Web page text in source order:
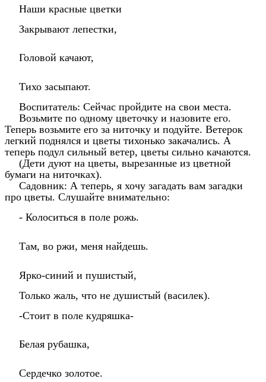
Наши красные цветки
Закрывают лепестки,
Головой качают,
Тихо засыпают.
Воспитатель: Сейчас пройдите на свои места.
Возьмите по одному цветочку и назовите его.
Теперь возьмите его за ниточку и подуйте. Ветерок
легкий поднялся и цветы тихонько закачались. А
теперь подул сильный ветер, цветы сильно качаются.
(Дети дуют на цветы, вырезанные из цветной
бумаги на ниточках).
Садовник: А теперь, я хочу загадать вам загадки
про цветы. Слушайте внимательно:
- Колоситься в поле рожь.
Там, во ржи, меня найдешь.
Ярко-синий и пушистый,
Только жаль, что не душистый (василек).
-Стоит в поле кудряшка-
Белая рубашка,
Сердечко золотое.